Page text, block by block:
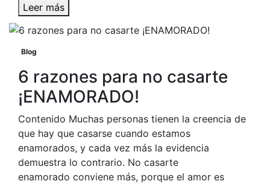
Leer más
Blog
6 razones para no casarte
¡ENAMORADO!
Contenido Muchas personas tienen la creencia de
que hay que casarse cuando estamos
enamorados, y cada vez más la evidencia
demuestra lo contrario. No casarte
enamorado conviene más, porque el amor es